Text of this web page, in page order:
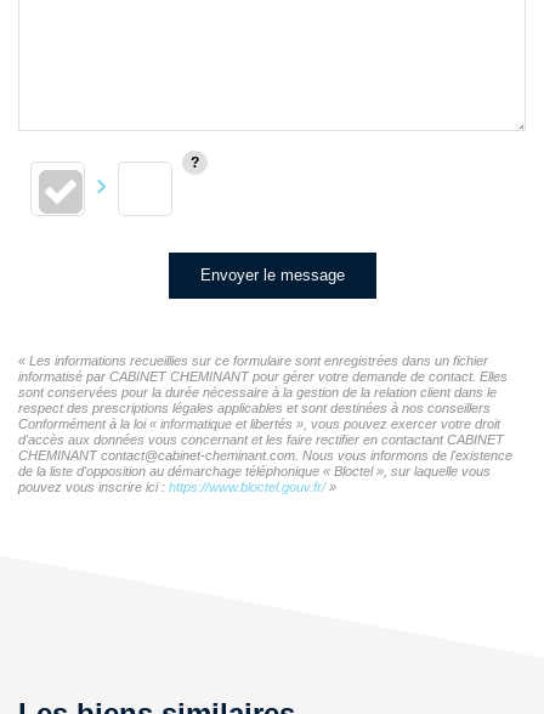
Envoyer le message
« Les informations recueillies sur ce formulaire sont enregistrées dans un fichier
informatisé par CABINET CHEMINANT pour gérer votre demande de contact. Elles
sont conservées pour la durée nécessaire à la gestion de la relation client dans le
respect des prescriptions légales applicables et sont destinées à nos conseillers
Conformément à la loi « informatique et libertés », vous pouvez exercer votre droit
d'accès aux données vous concernant et les faire rectifier en contactant CABINET
CHEMINANT contact@cabinet-cheminant.com. Nous vous informons de l'existence
de la liste d'opposition au démarchage téléphonique « Bloctel », sur laquelle vous
pouvez vous inscrire ici : https://www.bloctel.gouv.fr/»